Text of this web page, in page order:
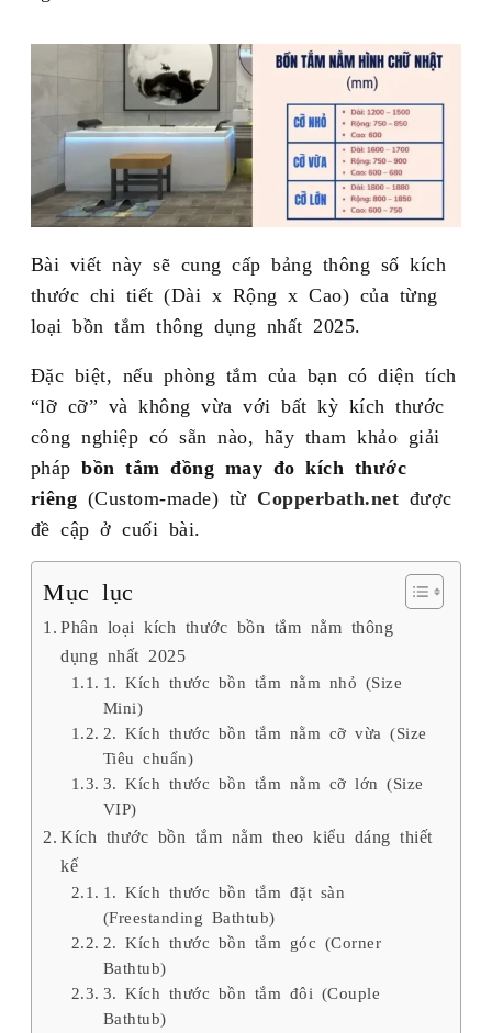
Bài viết này sẽ cung cấp bảng thông số kích
thước chi tiết (Dài x Rộng x Cao) của từng
loại bồn tắm thông dụng nhất 2025.
Đặc biệt, nếu phòng tắm của bạn có diện tích
“lỡ cỡ” và không vừa với bất kỳ kích thước
công nghiệp có sẵn nào, hãy tham khảo giải
phápbồn tắm đồng may đo kích thước
riêng (Custom-made) từ Copperbath.net được
đề cập ở cuối bài.
Mục lục
Phân loại kích thước bồn tắm nằm thông
dụng nhất 2025
1. Kích thước bồn tắm nằm nhỏ (Size
Mini)
2. Kích thước bồn tắm nằm cỡ vừa (Size
Tiêu chuẩn)
3. Kích thước bồn tắm nằm cỡ lớn (Size
VIP)
Kích thước bồn tắm nằm theo kiểu dáng thiết
kế
1. Kích thước bồn tắm đặt sàn
(Freestanding Bathtub)
2. Kích thước bồn tắm góc (Corner
Bathtub)
3. Kích thước bồn tắm đôi (Couple
Bathtub)